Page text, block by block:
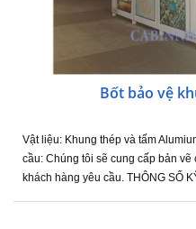
Bốt bảo vệ
Vật liệu: Khung thép và tấm
cầu: Chúng tôi sẽ cung cấp bản
khách hàng yêu cầu. THÔNG SỐ